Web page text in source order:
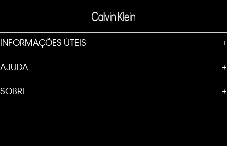
INFORMAÇÕES ÚTEIS +
AJUDA +
SOBRE +